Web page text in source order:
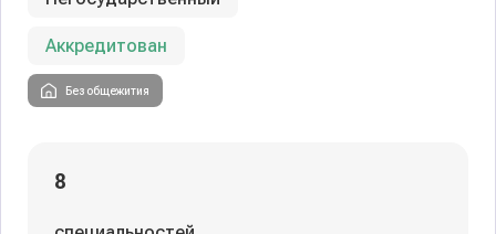
Аккредитован
Без общежития
8